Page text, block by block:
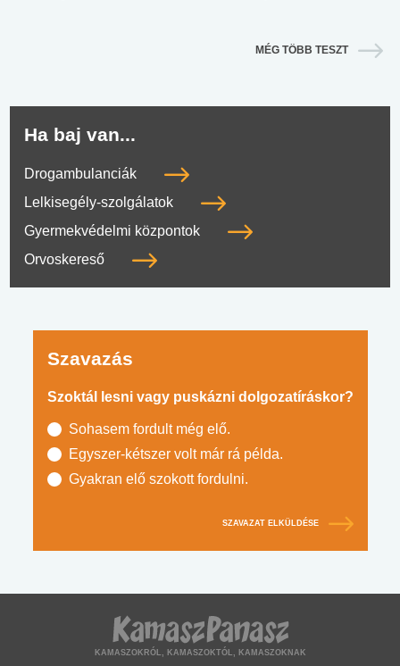
MÉG TÖBB TESZT
Ha baj van...
Drogambulanciák
Lelkisegély-szolgálatok
Gyermekvédelmi központok
Orvoskereső
Szavazás
Szoktál lesni vagy puskázni dolgozatíráskor?
Sohasem fordult még elő.
Egyszer-kétszer volt már rá példa.
Gyakran elő szokott fordulni.
SZAVAZAT ELKÜLDÉSE
KAMASZOKRÓL, KAMASZOKTÓL, KAMASZOKNAK